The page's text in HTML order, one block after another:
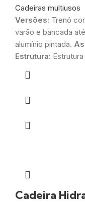
Cadeiras multiusos
Versões: Trenó
varão e bancada
alumínio pintada.
Estrutura:
Cadeira